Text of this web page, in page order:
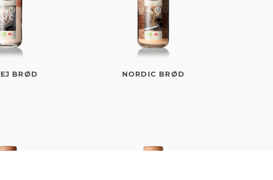
BRØD NORDIC BRØD